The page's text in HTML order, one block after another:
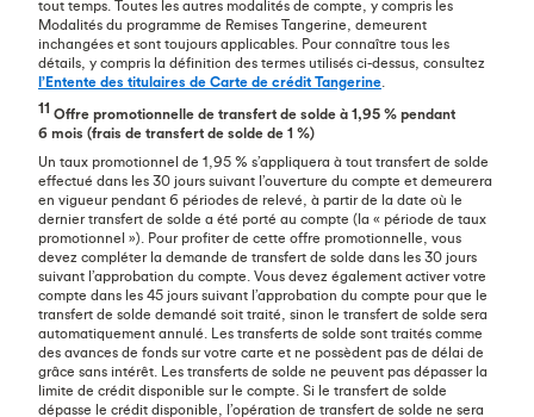
tout temps. Toutes les autres modalités de compte, y compris les
Modalités du programme de Remises Tangerine, demeurent
inchangées et sont toujours applicables. Pour connaître tous les
détails, y compris la définition des termes utilisés ci-dessus, consultez
l’Entente des titulaires de Carte de crédit Tangerine
11 Offre promotionnelle de transfert de solde à 1,95 % pendant
6 mois (frais de transfert de solde de 1 %)
Un taux promotionnel de 1,95 % s’appliquera à tout transfert de solde
effectué dans les 30 jours suivant l’ouverture du compte et demeurera
en vigueur pendant 6 périodes de relevé, à partir de la date où le
dernier transfert de solde a été porté au compte (la « période de taux
promotionnel »). Pour profiter de cette offre promotionnelle, vous
devez compléter la demande de transfert de solde dans les 30 jours
suivant l’approbation du compte. Vous devez également activer votre
compte dans les 45 jours suivant l’approbation du compte pour que le
transfert de solde demandé soit traité, sinon le transfert de solde sera
automatiquement annulé. Les transferts de solde sont traités comme
des avances de fonds sur votre carte et ne possèdent pas de délai de
grâce sans intérêt. Les transferts de solde ne peuvent pas dépasser la
limite de crédit disponible sur le compte. Si le transfert de solde
dépasse le crédit disponible, l’opération de transfert de solde ne sera